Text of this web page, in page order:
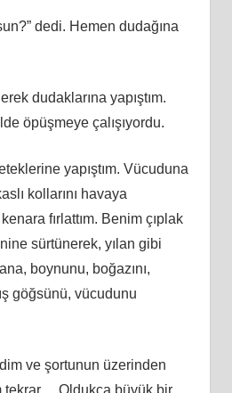
dedi. Hemen dudağına
dudaklarına yapıştım.
öpüşmeye çalışıyordu.
yapıştım. Vücuduna
kollarını havaya
fırlattım. Benim çıplak
sürtünerek, yılan gibi
boynunu, boğazını,
göğsünü, vücudunu
ve şortunun üzerinden
tekrar… Oldukça büyük bir